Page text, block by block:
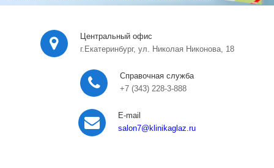
Центральный офис
г.Екатеринбург, ул. Николая Никонова, 18
Справочная служба
+7 (343) 228-3-888
E-mail
salon7@klinikaglaz.ru